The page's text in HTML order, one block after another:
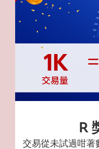
R
交易從未試過咁著